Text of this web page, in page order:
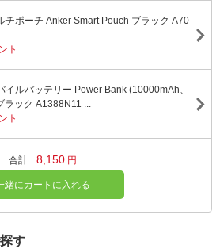
ポーチ Anker Smart Pouch ブラック A70
ト
ルバッテリー Power Bank (10000mAh、
ラック A1388N11 ...
ト
合計 8,150 円
緒にカートに入れる
す